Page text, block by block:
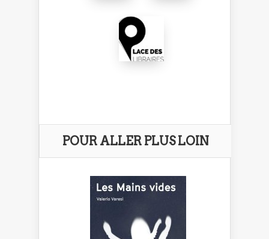
POUR ALLER PLUS LOIN